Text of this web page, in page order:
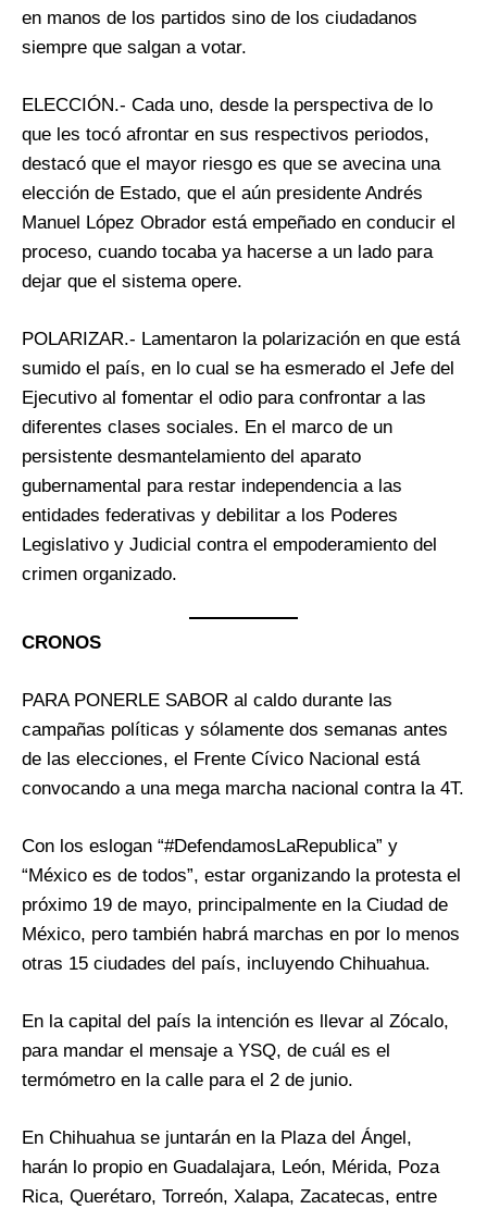
en manos de los partidos sino de los ciudadanos
siempre que salgan a votar.
ELECCIÓN.- Cada uno, desde la perspectiva de lo
que les tocó afrontar en sus respectivos periodos,
destacó que el mayor riesgo es que se avecina una
elección de Estado, que el aún presidente Andrés
Manuel López Obrador está empeñado en conducir el
proceso, cuando tocaba ya hacerse a un lado para
dejar que el sistema opere.
POLARIZAR.- Lamentaron la polarización en que está
sumido el país, en lo cual se ha esmerado el Jefe del
Ejecutivo al fomentar el odio para confrontar a las
diferentes clases sociales. En el marco de un
persistente desmantelamiento del aparato
gubernamental para restar independencia a las
entidades federativas y debilitar a los Poderes
Legislativo y Judicial contra el empoderamiento del
crimen organizado.
CRONOS
PARA PONERLE SABOR al caldo durante las
campañas políticas y sólamente dos semanas antes
de las elecciones, el Frente Cívico Nacional está
convocando a una mega marcha nacional contra la 4T.
Con los eslogan “#DefendamosLaRepublica” y
“México es de todos”, estar organizando la protesta el
próximo 19 de mayo, principalmente en la Ciudad de
México, pero también habrá marchas en por lo menos
otras 15 ciudades del país, incluyendo Chihuahua.
En la capital del país la intención es llevar al Zócalo,
para mandar el mensaje a YSQ, de cuál es el
termómetro en la calle para el 2 de junio.
En Chihuahua se juntarán en la Plaza del Ángel,
harán lo propio en Guadalajara, León, Mérida, Poza
Rica, Querétaro, Torreón, Xalapa, Zacatecas, entre